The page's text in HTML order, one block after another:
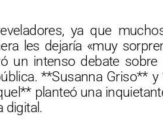
ya que
les dejaría «muy
un intenso debate sobre
**Susanna Griso** y
planteó una
digital.